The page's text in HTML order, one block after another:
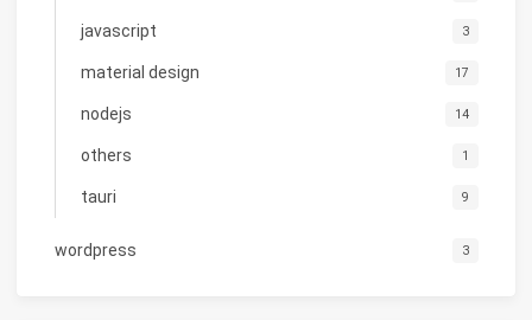
javascript 3
material design 17
nodejs 14
others 1
tauri 9
wordpress 3